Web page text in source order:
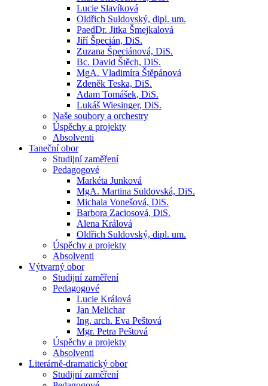
Lucie Slavíková
Oldřich Suldovský, dipl. um.
PaedDr. Jitka Šmejkalová
Jiří Špecián, DiS.
Zuzana Špeciánová, DiS.
Bc. David Štěch, DiS.
MgA. Vladimíra Štěpánová
Zdeněk Teska, DiS.
Adam Tomášek, DiS.
Lukáš Wiesinger, DiS.
Naše soubory a orchestry
Úspěchy a projekty
Absolventi
Taneční obor
Studijní zaměření
Pedagogové
Markéta Junková
MgA. Martina Suldovská, DiS.
Michala Vonešová, DiS.
Barbora Zaciosová, DiS.
Alena Králová
Oldřich Suldovský, dipl. um.
Úspěchy a projekty
Absolventi
Výtvarný obor
Studijní zaměření
Pedagogové
Lucie Králová
Jan Melichar
Ing. arch. Eva Peštová
Mgr. Petra Peštová
Úspěchy a projekty
Absolventi
Literárně-dramatický obor
Studijní zaměření